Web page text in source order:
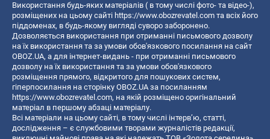
Використання будь-яких матеріалів ( в тому числі фото- та відео-),
розміщених на цьому сайті https://www.obozrevatel.com та всіх його
піддоменах, в будь-якому вигляді суворо заборонено.
Дозволяється використання при отриманні письмового дозволу
на їх використання та за умови обов'язкового посилання на сайт
OBOZ.UA, а для інтернет-видань - при отриманні письмового
дозволу на їх використання та за умови обов'язкового
розміщення прямого, відкритого для пошукових систем,
гіперпосилання на сторінку OBOZ.UA за посиланням
https://www.obozrevatel.com, на якій розміщено оригінальний
матеріал в першому абзаці матеріалу.
Всі матеріали на цьому сайті, в тому числі інтерв’ю, статті,
дослідження – є службовими творами журналістів редакції,